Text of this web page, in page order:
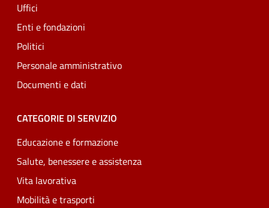
Uffici
Enti e fondazioni
Politici
Personale amministrativo
Documenti e dati
CATEGORIE DI SERVIZIO
Educazione e formazione
Salute, benessere e assistenza
Vita lavorativa
Mobilità e trasporti